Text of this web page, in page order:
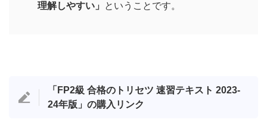
理解しやすい 」 ということです。
「FP2級 合格のトリセツ 速習テキスト 2023-
24年版」の購入リンク